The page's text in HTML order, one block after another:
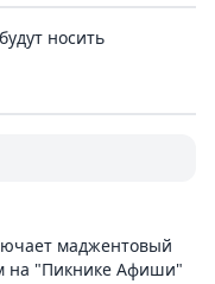
носить
маджентовый
на "Пикнике Афиши"